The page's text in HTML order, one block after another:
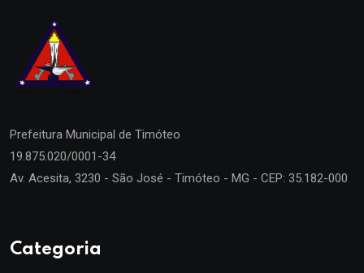
Prefeitura Municipal de Timóteo
19.875.020/0001-34
Av. Acesita, 3230 - São José - Timóteo - MG - CEP: 35.182-000
Categoria